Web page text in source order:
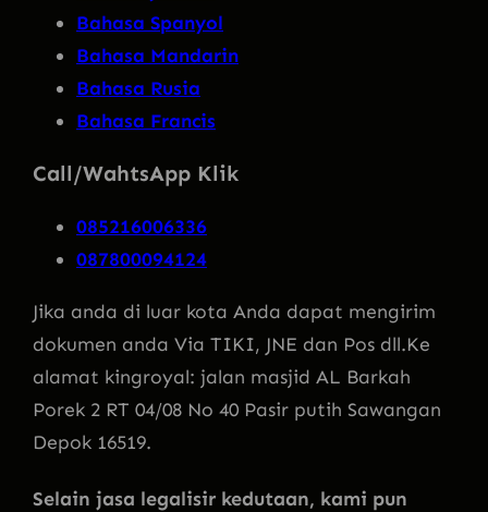
Bahasa Spanyol
Bahasa Mandarin
Bahasa Rusia
Bahasa Francis
Call/WahtsApp Klik
085216006336
087800094124
Jika anda di luar kota Anda dapat mengirim
dokumen anda Via TIKI, JNE dan Pos dll.Ke
alamat kingroyal: jalan masjid AL Barkah
Porek 2 RT 04/08 No 40 Pasir putih Sawangan
Depok 16519.
Selain jasa legalisir kedutaan, kami pun